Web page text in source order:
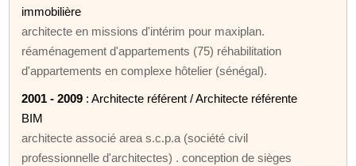
immobilière
architecte en missions d'intérim pour maxiplan.
réaménagement d'appartements (75) réhabilitation
d'appartements en complexe hôtelier (sénégal).
2001 - 2009 : Architecte référent / Architecte référente
BIM
architecte associé area s.c.p.a (société civil
professionnelle d'architectes) . conception de sièges